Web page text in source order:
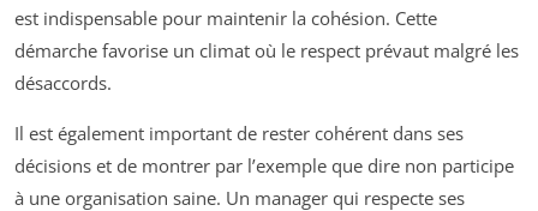
est indispensable pour maintenir la cohésion. Cette
démarche favorise un climat où le respect prévaut malgré les
désaccords.
Il est également important de rester cohérent dans ses
décisions et de montrer par l’exemple que dire non participe
à une organisation saine. Un manager qui respecte ses